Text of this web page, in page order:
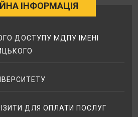
ІНФОРМАЦІЯ
ДОСТУПУ МДПУ ІМЕНІ
ДЛЯ ОПЛАТИ ПОСЛУГ